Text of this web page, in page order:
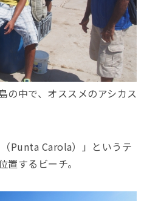
の中で、オススメのアシカス
Punta Carola）」というテ
するビーチ。